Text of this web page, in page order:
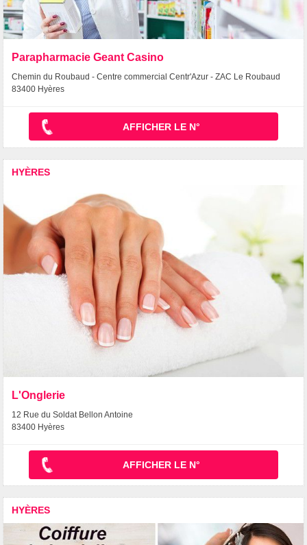
Parapharmacie Geant Casino
Chemin du Roubaud - Centre commercial Centr'Azur - ZAC Le Roubaud
83400 Hyères
AFFICHER LE N°
HYÈRES
L'Onglerie
12 Rue du Soldat Bellon Antoine
83400 Hyères
AFFICHER LE N°
HYÈRES